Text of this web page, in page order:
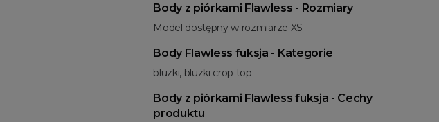
Body z piórkami Flawless - Rozmiary
Model dostępny w rozmiarze XS
Body Flawless fuksja - Kategorie
bluzki, bluzki crop top
Body z piórkami Flawless fuksja - Cechy
produktu